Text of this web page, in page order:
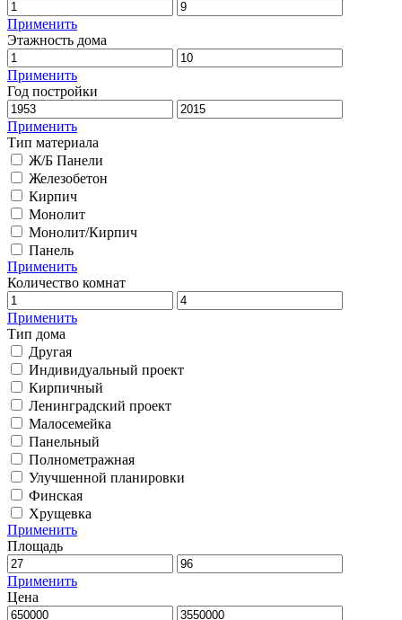
Применить
Этажность дома
Применить
Год постройки
Применить
Тип материала
Ж/Б Панели
Железобетон
Кирпич
Монолит
Монолит/Кирпич
Панель
Применить
Количество комнат
Применить
Тип дома
Другая
Индивидуальный проект
Кирпичный
Ленинградский проект
Малосемейка
Панельный
Полнометражная
Улучшенной планировки
Финская
Хрущевка
Применить
Площадь
Применить
Цена